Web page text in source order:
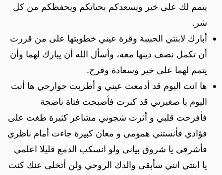
يتمم لك على خير ويسعدكم بحياتكم ويحفظكم من كل
شر.
أبارك لابنتي الحبيبة وقرة عيني خطوبتها على من قررت
أن تكمل نصف دينها معه، وأسأل الله أن يبارك لهما وأن
يتمم لهما على خير وسعادة وفرح.
ها انت اليوم قد أدمعت عيني و أطربت جوارحي ها أنت
اليوم يا صغيرتي قد كبرت فأصبحت فتاة ناضجة
فأفرحت قلبي و أثرت شجوني مشاعر كثيرة طغت على
فؤادي فأنستني همومي و معان كبيرة جاءت أمام ناظري
فأشرقي يا شروق بياني ولو انسكب الدمع قليلا اعلمي
يا ابنتي انني سأبقى والدك الروحي ولن أتخلى عنك كنت